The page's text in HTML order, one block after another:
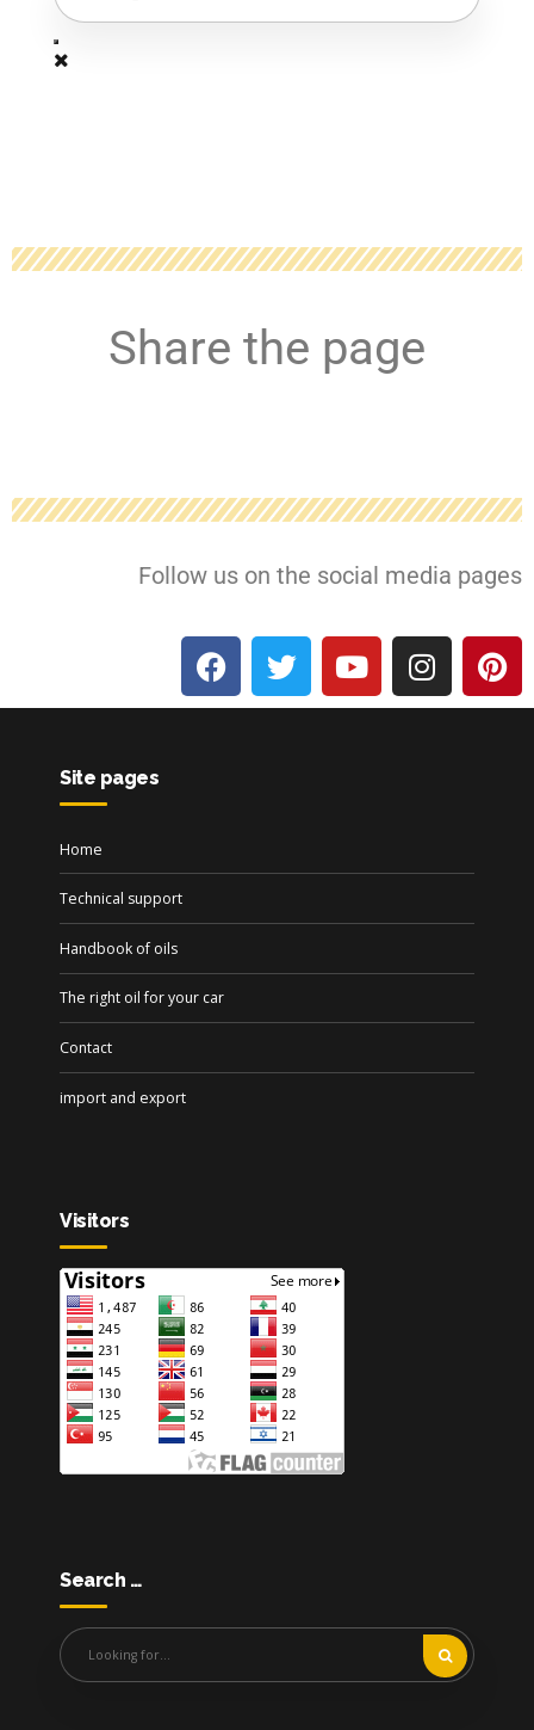
Share the page
Follow us on the social media pages
Site pages
Home
Technical support
Handbook of oils
The right oil for your car
Contact
import and export
Visitors
Search …